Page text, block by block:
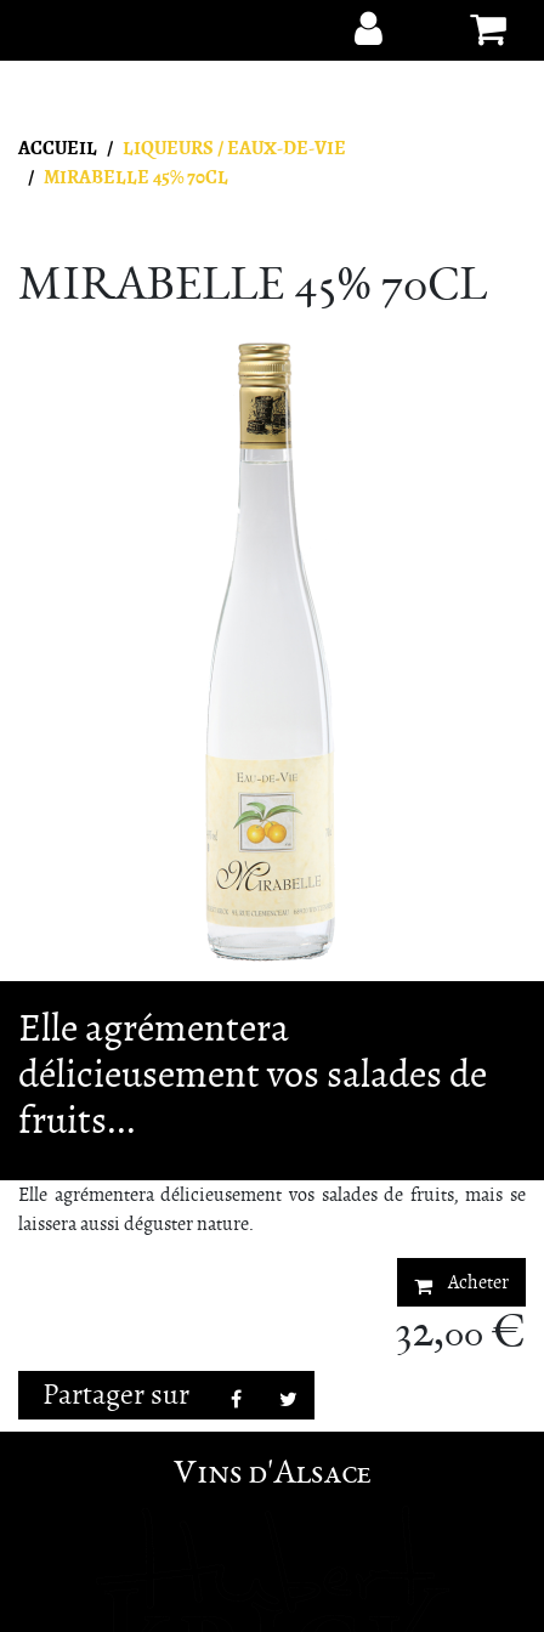
ACCUEIL
LIQUEURS / EAUX-DE-VIE
MIRABELLE 45% 70CL
MIRABELLE 45% 70CL
Elle agrémentera
délicieusement vos salades de
fruits...
Elle agrémentera délicieusement vos salades de fruits, mais se
laissera aussi déguster nature.
Acheter
32,00 €
Partager sur Facebook
Vins d'Alsace